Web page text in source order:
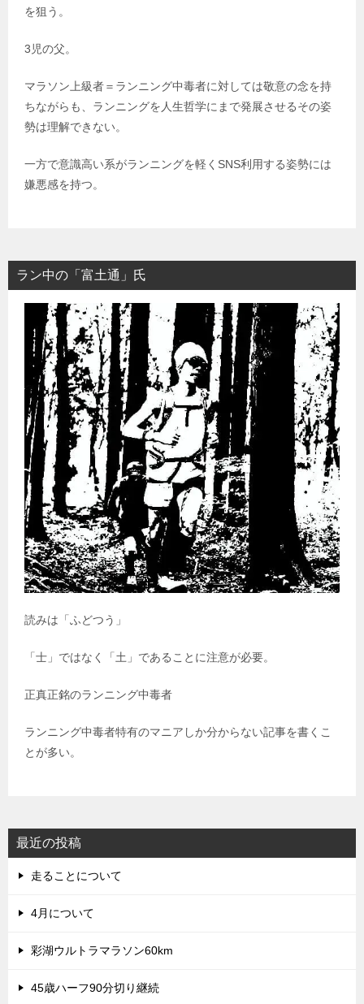
を狙う。
3児の父。
マラソン上級者＝ランニング中毒者に対しては敬意の念を持
ちながらも、ランニングを人生哲学にまで発展させるその姿
勢は理解できない。
一方で意識高い系がランニングを軽くSNS利用する姿勢には
嫌悪感を持つ。
ラン中の「富土通」氏
読みは「ふどつう」
「士」ではなく「土」であることに注意が必要。
正真正銘のランニング中毒者
ランニング中毒者特有のマニアしか分からない記事を書くこ
とが多い。
最近の投稿
走ることについて
4月について
彩湖ウルトラマラソン60km
45歳ハーフ90分切り継続